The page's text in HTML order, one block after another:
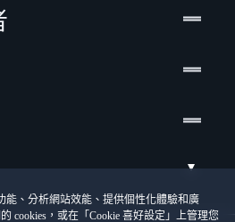
能、分析網站效能、提供個性化體驗和廣
cookies，或在「Cookie 喜好設定」上管理您